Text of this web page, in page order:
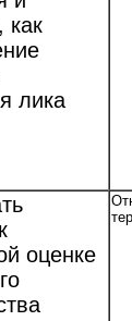
как
лика
оценке